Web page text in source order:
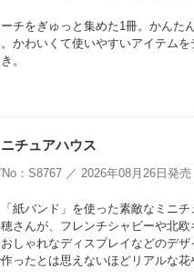
チをぎゅっと集めた1冊。かんた
かわいくて使いやすいアイテム
。
チュアハウス
：S8767 ／ 2026年08月26日発売
紙バンド」を使った素敵なミニ
さんが、フレンチシャビーや北
しゃれなディスプレイなどのデ
ったとは思えないほどリアルな